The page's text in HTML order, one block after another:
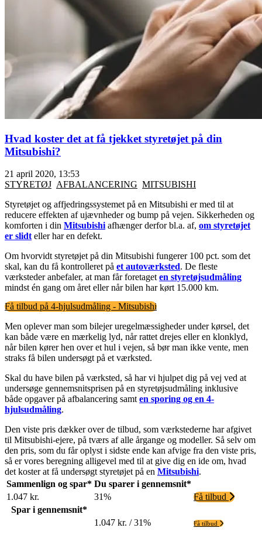
Hvad koster det at få tjekket styretøjet på din
Mitsubishi?
21 april 2020, 13:53
STYRETØJ AFBALANCERING MITSUBISHI
Styretøjet og affjedringssystemet på en Mitsubishi er med til at
reducere effekten af ujævnheder og bump på vejen. Sikkerheden og
komforten i din Mitsubishiafhænger derfor bl.a. af, om styretøjet
er slidteller har en defekt.
Om hvorvidt styretøjet på din Mitsubishi fungerer 100 pct. som det
skal, kan du få kontrolleret på et autoværksted. De fleste
værksteder anbefaler, at man får foretageten styretøjsudmåling
mindst én gang om året eller når bilen har kørt 15.000 km.
Få tilbud på 4-hjulsudmåling - Mitsubishi
Men oplever man som bilejer uregelmæssigheder under kørsel, det
kan både være en mærkelig lyd, når rattet drejes eller en klonklyd,
når bilen kører hen over et hul i vejen, så bør man ikke vente, men
straks få bilen undersøgt på et værksted.
Skal du have bilen på værksted, så har vi hjulpet dig på vej ved at
undersøge gennemsnitsprisen på en styretøjsudmåling inklusive
både opgaver på afbalancering samt en sporing og en 4-
hjulsudmåling.
Den viste pris dækker over de tilbud, som værkstederne har afgivet
til Mitsubishi-ejere, på tværs af alle årgange og modeller. Så selv om
den pris, som du får oplyst i sidste ende kan afvige fra den viste pris,
så er vores beregning alligevel med til at give dig en ide om, hvad
det koster at få undersøgt styretøjet på en Mitsubishi.
Sammenlign og spar* Du sparer i gennemsnit*
1.047 kr.
31%
Få tilbud
Spar i gennemsnit*
1.047 kr. / 31%
Få tilbud